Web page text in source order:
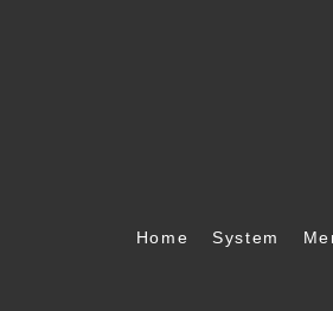
Home System